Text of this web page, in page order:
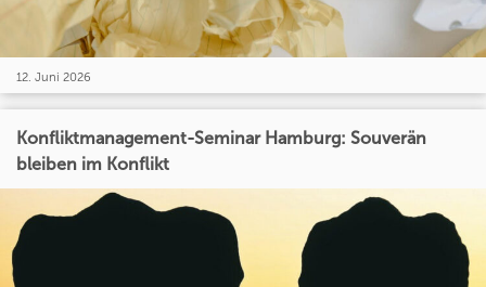
12. Juni 2026
Konfliktmanagement-Seminar Hamburg: Souverän
bleiben im Konflikt